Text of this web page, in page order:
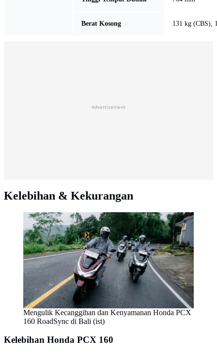
Berat Kosong 131 kg (CBS),
Advertisement
Kelebihan & Kekurangan
Mengulik Kecanggihan dan Kenyamanan Honda PCX
160 RoadSync di Bali (ist)
Kelebihan Honda PCX 160